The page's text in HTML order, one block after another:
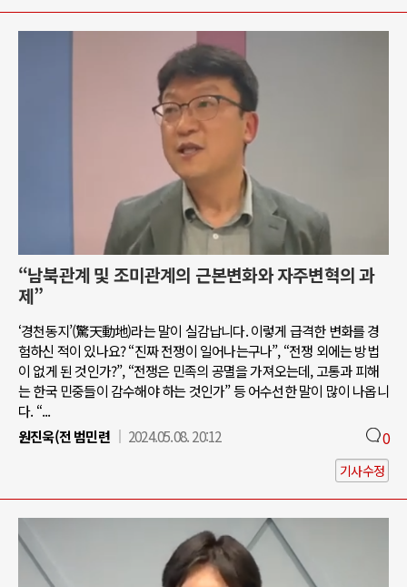
“남북관계 및 조미관계의 근본변화와 자주변혁의 과
제”
‘경천동지’(驚天動地)라는 말이 실감납니다. 이렇게 급격한 변화를 경
험하신 적이 있나요? “진짜 전쟁이 일어나는구나”, “전쟁 외에는 방법
이 없게 된 것인가?”, “전쟁은 민족의 공멸을 가져오는데, 고통과 피해
는 한국 민중들이 감수해야 하는 것인가” 등 어수선한 말이 많이 나옵니
다. “...
원진욱(전 범민련
2024.05.08. 20:12 0
기사수정